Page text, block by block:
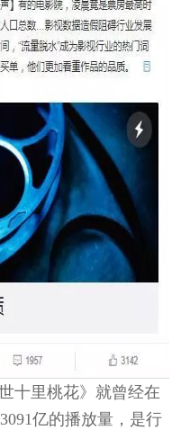
十里桃花》就曾经在
亿的播放量，是行